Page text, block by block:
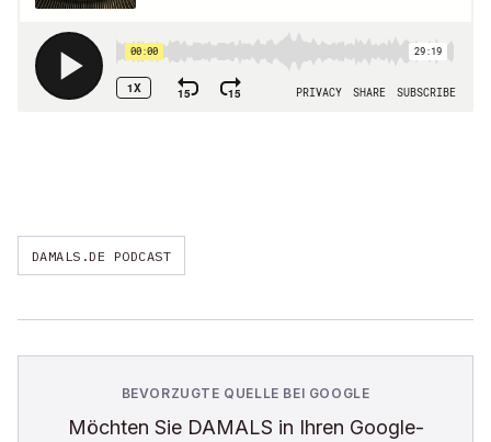
DAMALS.DE PODCAST
BEVORZUGTE QUELLE BEI GOOGLE
Möchten Sie DAMALS in Ihren Google-